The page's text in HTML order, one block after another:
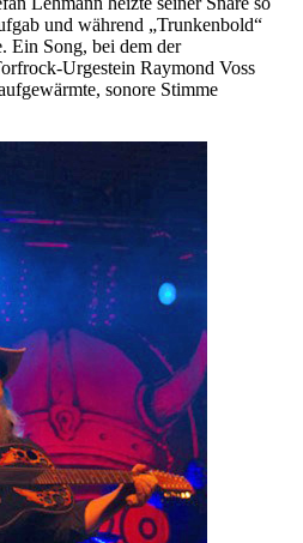
und während „Trunkenbold“
Ein Song, bei dem der
Urgestein Raymond Voss
sonore Stimme